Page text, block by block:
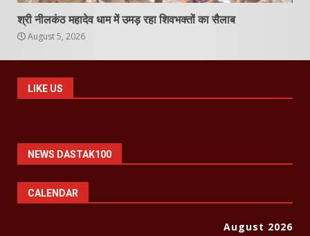
श्री नीलकंठ महादेव धाम में उमड़ रहा शिवभक्तों का सैलाब
August 5, 2026
LIKE US
NEWS DASTAK100
CALENDAR
August 2026